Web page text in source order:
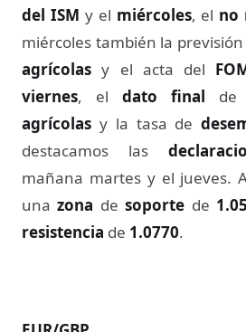
del ISM y el miércoles, el no
miércoles también la previsión
agrícolas y el acta del
viernes, el dato final de
agrícolas y la tasa de
destacamos las
mañana martes y el jueves.
unazona desoporte de
resistencia de 1.0770.